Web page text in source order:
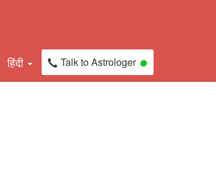
हिंदी Talk to Astrologer